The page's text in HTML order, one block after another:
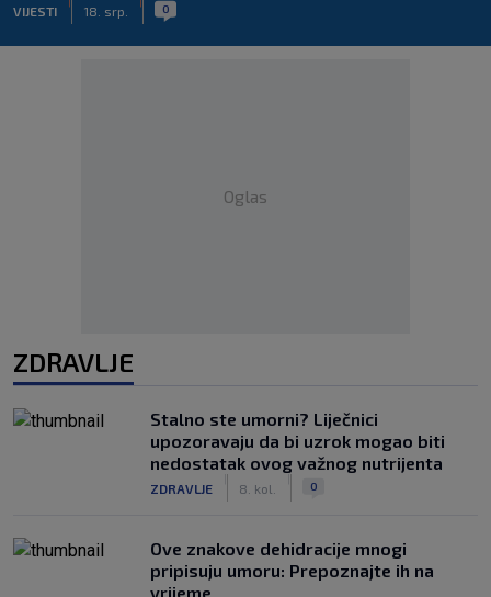
VIJESTI 18. srp. 0
Oglas
ZDRAVLJE
Stalno ste umorni? Liječnici
upozoravaju da bi uzrok mogao biti
nedostatak ovog važnog nutrijenta
ZDRAVLJE 8. kol. 0
Ove znakove dehidracije mnogi
pripisuju umoru: Prepoznajte ih na
vrijeme